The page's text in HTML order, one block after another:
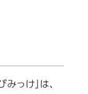
っけ」は、